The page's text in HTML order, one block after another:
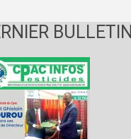
BULLETIN